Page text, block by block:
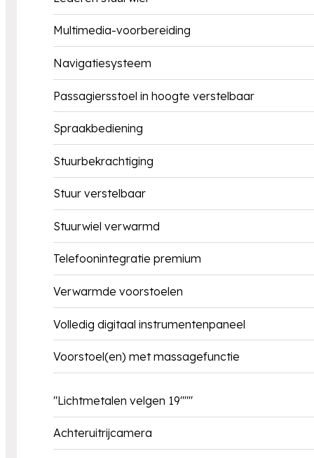
Multimedia-voorbereiding
Navigatiesysteem
Passagiersstoel in hoogte verstelbaar
Spraakbediening
Stuurbekrachtiging
Stuur verstelbaar
Stuurwiel verwarmd
Telefoonintegratie premium
Verwarmde voorstoelen
Volledig digitaal instrumentenpaneel
Voorstoel(en) met massagefunctie
"Lichtmetalen velgen 19"""
Achteruitrijcamera